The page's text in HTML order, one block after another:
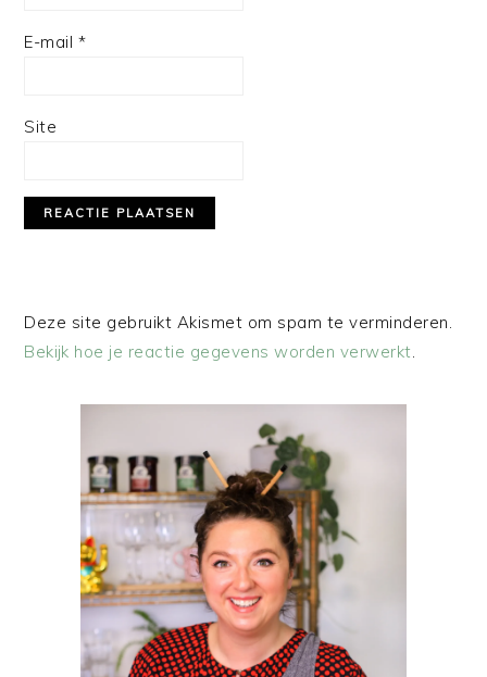
E-mail *
Site
Deze site gebruikt Akismet om spam te verminderen.
Bekijk hoe je reactie gegevens worden verwerkt.